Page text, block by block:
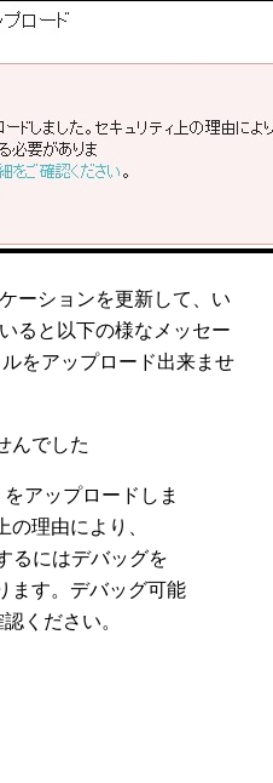
ーションを更新して、い
ると以下の様なメッセー
をアップロード出来ませ
んでした
アップロードしま
理由により、
るにはデバッグを
ます。デバッグ可能
ください。